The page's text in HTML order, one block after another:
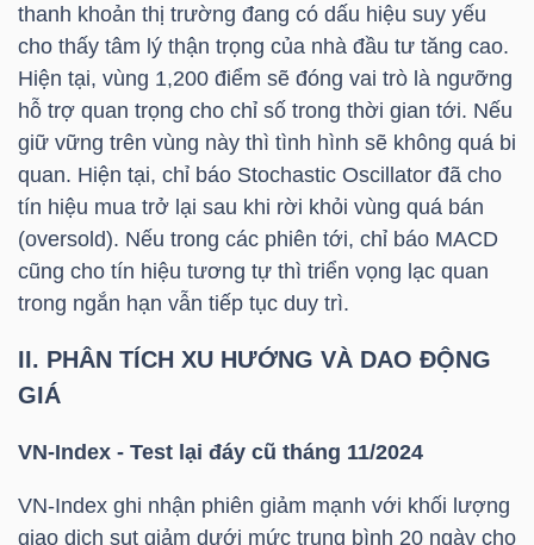
thanh khoản thị trường đang có dấu hiệu suy yếu
cho thấy tâm lý thận trọng của nhà đầu tư tăng cao.
Hiện tại, vùng 1,200 điểm sẽ đóng vai trò là ngưỡng
hỗ trợ quan trọng cho chỉ số trong thời gian tới. Nếu
giữ vững trên vùng này thì tình hình sẽ không quá bi
quan. Hiện tại, chỉ báo Stochastic Oscillator đã cho
tín hiệu mua trở lại sau khi rời khỏi vùng quá bán
(oversold). Nếu trong các phiên tới, chỉ báo MACD
cũng cho tín hiệu tương tự thì triển vọng lạc quan
trong ngắn hạn vẫn tiếp tục duy trì.
II. PHÂN TÍCH XU HƯỚNG VÀ DAO ĐỘNG
GIÁ
VN-Index - Test lại đáy cũ tháng 11/2024
VN-Index ghi nhận phiên giảm mạnh với khối lượng
giao dịch sụt giảm dưới mức trung bình 20 ngày cho
CÔNG
NGHIỆP
DÙNG